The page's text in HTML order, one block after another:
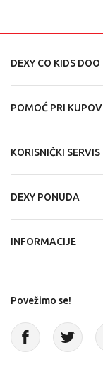
DEXY CO KIDS
POMOĆ PRI
KORISNIČKI SERVIS
DEXY PONUDA
INFORMACIJE
Povežimo se!